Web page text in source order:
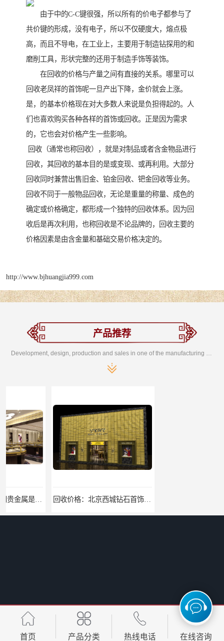
由于中的C-C键很强，所以所有的价电子都参与了
共价键的形成，没有电子，所以不仅硬度大，熔点极
高，而且不导电，在工业上，主要用于制造钻探用的和
磨削工具，形状完整的还用于制造手饰等装饰。
在回收的价格与产量之间有直接的关系。哪里可以
回收老凤祥的首饰呢一旦产出下降，金价就会上涨。
是，的基本价格现在对大多数人来说是负担得起的。人
们也喜欢购买各种各样的首饰或回收。正是因为需求
的，它也会对价格产生一些影响。
回收（通常也称回收），就是对制品或者含金物品进行
回收，其回收的基本目的是或变现、或再利用。大部分
回收同时兼营出售旧金、铂金回收、钯金回收等业务。
回收不同于一般物品回收，无论是重量的称量、成色的
确定或价格确定，都形成一个独特的回收体系。因为回
收后是再次利用，也称回收是不论品牌的，回收主要的
价格因素是由含金量和基础交易价格决定的。
http://www.bjhuangjia999.com
产品推荐
回收价格：北京西城钻石首饰高价回收，当场结算回收找哪家
首页 产品分类 热线电话 在线咨询